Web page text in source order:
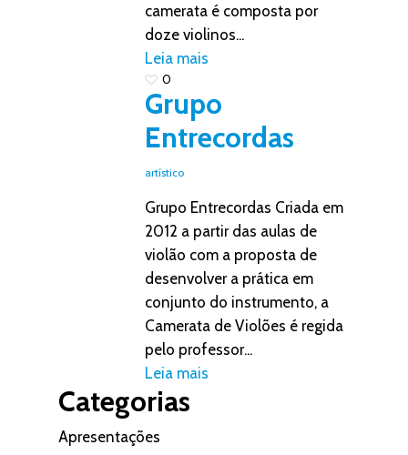
camerata é composta por
doze violinos...
Leia mais
0
Grupo
Entrecordas
artístico
Grupo Entrecordas Criada em
2012 a partir das aulas de
violão com a proposta de
desenvolver a prática em
conjunto do instrumento, a
Camerata de Violões é regida
pelo professor...
Leia mais
Categorias
Apresentações